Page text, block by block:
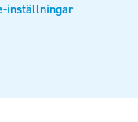
inställningar